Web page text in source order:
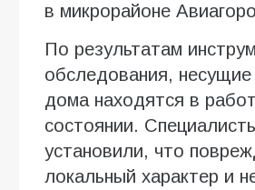
в микрорайоне
По результатам
обследования, несущие
дома находятся в
состоянии.
установили, что
локальный характер и